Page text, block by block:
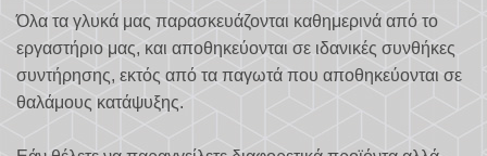
Όλα τα γλυκά μας παρασκευάζονται καθημερινά από το
εργαστήριο μας, και αποθηκεύονται σε ιδανικές συνθήκες
συντήρησης, εκτός από τα παγωτά που αποθηκεύονται σε
θαλάμους κατάψυξης.